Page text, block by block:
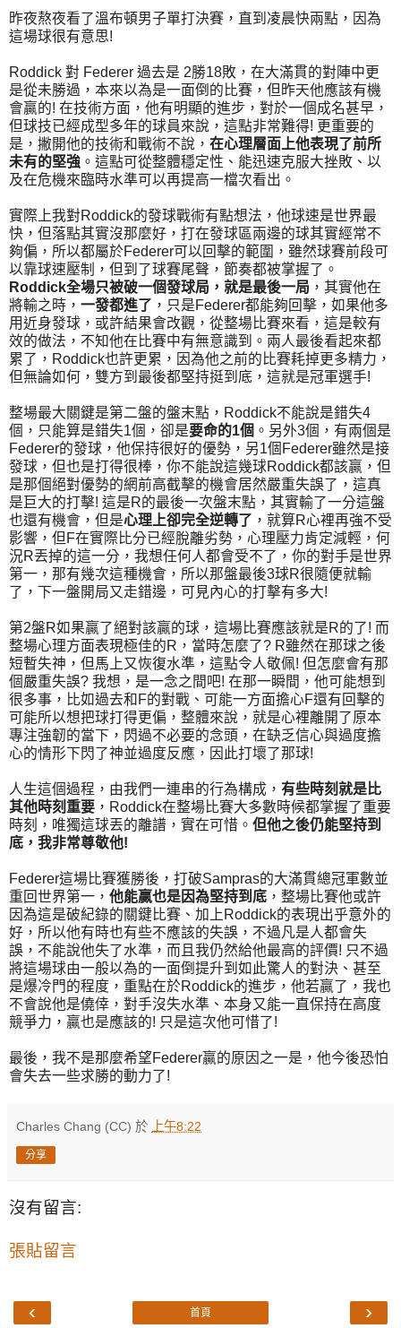
昨夜熬夜看了溫布頓男子單打決賽，直到凌晨快兩點，因為
這場球很有意思!
Roddick 對 Federer 過去是 2勝18敗，在大滿貫的對陣中更
是從未勝過，本來以為是一面倒的比賽，但昨天他應該有機
會贏的! 在技術方面，他有明顯的進步，對於一個成名甚早，
但球技已經成型多年的球員來說，這點非常難得! 更重要的
是，撇開他的技術和戰術不說， 在心理層面上他表現了前所
未有的堅強 。這點可從整體穩定性、能迅速克服大挫敗、以
及在危機來臨時水準可以再提高一檔次看出。
實際上我對Roddick的發球戰術有點想法，他球速是世界最
快，但落點其實沒那麼好，打在發球區兩邊的球其實經常不
夠偏，所以都屬於Federer可以回擊的範圍，雖然球賽前段可
以靠球速壓制，但到了球賽尾聲，節奏都被掌握了。
Roddick全場只被破一個發球局，就是最後一局 ，其實他在
將輸之時， 一發都進了 ，只是Federer都能夠回擊，如果他多
用近身發球，或許結果會改觀，從整場比賽來看，這是較有
效的做法，不知他在比賽中有無意識到。兩人最後看起來都
累了，Roddick也許更累，因為他之前的比賽耗掉更多精力，
但無論如何，雙方到最後都堅持挺到底，這就是冠軍選手!
整場最大關鍵是第二盤的盤末點，Roddick不能說是錯失4
個，只能算是錯失1個，卻是要命的1個 。另外3個，有兩個是
Federer的發球，他保持很好的優勢，另1個Federer雖然是接
發球，但也是打得很棒，你不能說這幾球Roddick都該贏，但
是那個絕對優勢的網前高截擊的機會居然嚴重失誤了，這真
是巨大的打擊! 這是R的最後一次盤末點，其實輸了一分這盤
也還有機會，但是心理上卻完全逆轉了 ，就算R心裡再強不受
影響，但F在實際比分已經脫離劣勢，心理壓力肯定減輕，何
況R丟掉的這一分，我想任何人都會受不了，你的對手是世界
第一，那有幾次這種機會，所以那盤最後3球R很隨便就輸
了，下一盤開局又走錯邊，可見內心的打擊有多大!
第2盤R如果贏了絕對該贏的球，這場比賽應該就是R的了! 而
整場心理方面表現極佳的R，當時怎麼了? R雖然在那球之後
短暫失神，但馬上又恢復水準，這點令人敬佩! 但怎麼會有那
個嚴重失誤? 我想，是一念之間吧! 在那一瞬間，他可能想到
很多事，比如過去和F的對戰、可能一方面擔心F還有回擊的
可能所以想把球打得更偏，整體來說，就是心裡離開了原本
專注強韌的當下，閃過不必要的念頭，在缺乏信心與過度擔
心的情形下閃了神並過度反應，因此打壞了那球!
人生這個過程，由我們一連串的行為構成， 有些時刻就是比
其他時刻重要 ，Roddick在整場比賽大多數時候都掌握了重要
時刻，唯獨這球丟的離譜，實在可惜。 但他之後仍能堅持到
底，我非常尊敬他!
Federer這場比賽獲勝後，打破Sampras的大滿貫總冠軍數並
重回世界第一， 他能贏也是因為堅持到底 ，整場比賽他或許
因為這是破紀錄的關鍵比賽、加上Roddick的表現出乎意外的
好，所以他有時也有些不應該的失誤，不過凡是人都會失
誤，不能說他失了水準，而且我仍然給他最高的評價! 只不過
將這場球由一般以為的一面倒提升到如此驚人的對決、甚至
是爆冷門的程度，重點在於Roddick的進步，他若贏了，我也
不會說他是僥倖，對手沒失水準、本身又能一直保持在高度
競爭力，贏也是應該的! 只是這次他可惜了!
最後，我不是那麼希望Federer贏的原因之一是，他今後恐怕
會失去一些求勝的動力了!
Charles Chang (CC) 於 上午8:22
分享
沒有留言:
張貼留言
‹ ›
首頁